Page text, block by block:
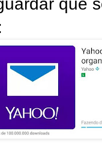
que